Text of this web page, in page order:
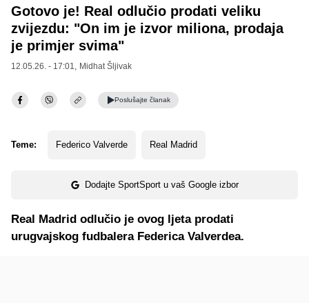
Gotovo je! Real odlučio prodati veliku
zvijezdu: "On im je izvor miliona, prodaja
je primjer svima"
12.05.26. - 17:01, Midhat Šljivak
Poslušajte članak
Teme: Federico Valverde Real Madrid
Dodajte SportSport u vaš Google izbor
Real Madrid odlučio je ovog ljeta prodati
urugvajskog fudbalera Federica Valverdea.